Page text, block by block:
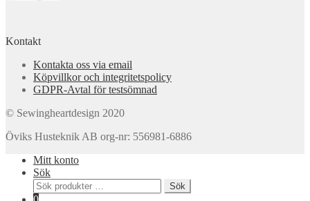
Kontakt
Kontakta oss via email
Köpvillkor och integritetspolicy
GDPR-Avtal för testsömnad
© Sewingheartdesign 2020
Öviks Husteknik AB org-nr: 556981-6886
Mitt konto
Sök
Sök
efter:
Sök